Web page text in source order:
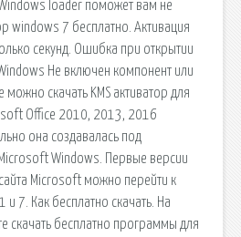
loader поможет вам не
windows 7 бесплатно. Активация
секунд. Ошибка при открытии
Не включен компонент или
скачать KMS активатор для
Office 2010, 2013, 2016
она создавалась под
Windows. Первые версии
Microsoft можно перейти к
и 7. Как бесплатно скачать. На
скачать бесплатно программы для